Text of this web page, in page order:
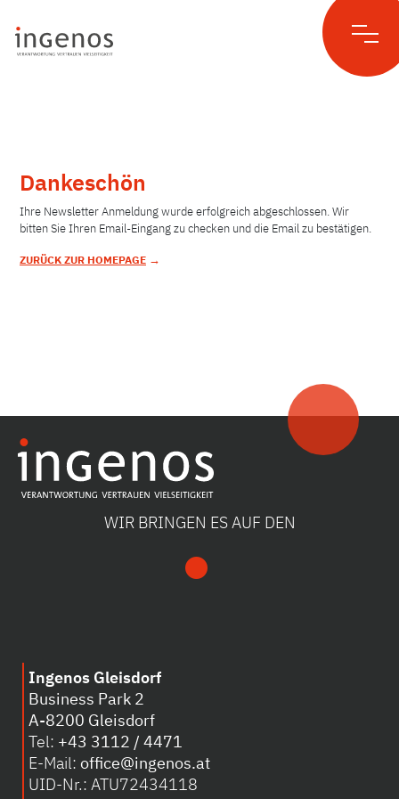
content
Dankeschön
Ihre Newsletter Anmeldung wurde erfolgreich abgeschlossen. Wir
bitten Sie Ihren Email-Eingang zu checken und die Email zu bestätigen.
ZURÜCK ZUR HOMEPAGE →
WIR BRINGEN ES AUF DEN
Ingenos Gleisdorf
Business Park 2
A-8200 Gleisdorf
Tel: +43 3112 / 4471
E-Mail: office@ingenos.at
UID-Nr.: ATU72434118